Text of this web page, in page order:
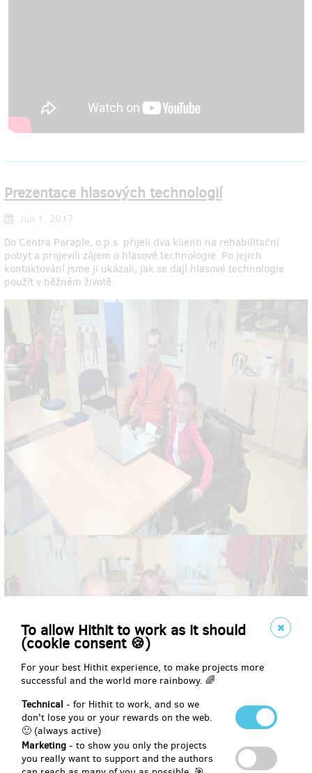
To allow Hithit to work as it should
(cookie consent 🍪)
For your best Hithit experience, to make projects more
successful and the world more rainbowy. 🌈
Technical - for Hithit to work, and so we
don't lose you or your rewards on the web.
🙂 (always active)
Marketing - to show you only the projects
you really want to support and the authors
Prezentace hlasových technologií
Jun 1, 2017
Do Centra Paraple, o.p.s. přijeli dva klienti na rehabilitační
pobyt a projevili zájem o hlasové technologie. Po jejich
kontaktování jsme ji ukázali, jak se dají hlasové technologie
použít v běžném životě.